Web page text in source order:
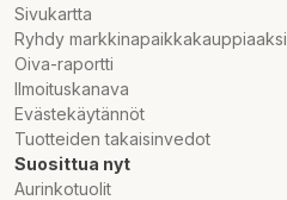
Sivukartta
Ryhdy markkinapaikkakauppiaaksi
Oiva-raportti
Ilmoituskanava
Evästekäytännöt
Tuotteiden takaisinvedot
Suosittua nyt
Aurinkotuolit